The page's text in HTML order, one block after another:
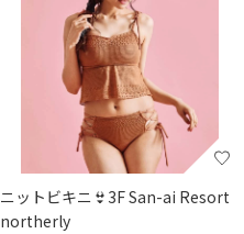
ニットビキニ👙3F San-ai Resort
northerly